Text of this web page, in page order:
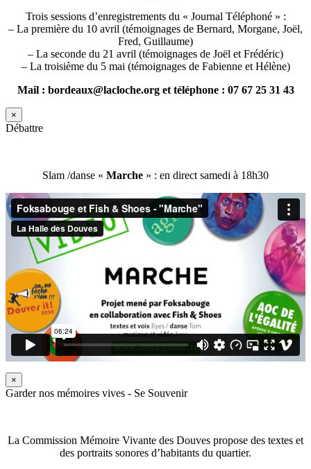
Trois sessions d’enregistrements du « Journal Téléphoné » :
– La première du 10 avril (témoignages de Bernard, Morgane, Joël,
Fred, Guillaume)
– La seconde du 21 avril (témoignages de Joël et Frédéric)
– La troisième du 5 mai (témoignages de Fabienne et Hélène)
Mail : bordeaux@lacloche.org et téléphone : 07 67 25 31 43
×
Débattre
Slam /danse « Marche » : en direct samedi à 18h30
×
Garder nos mémoires vives - Se Souvenir
La Commission Mémoire Vivante des Douves propose des textes et
des portraits sonores d’habitants du quartier.